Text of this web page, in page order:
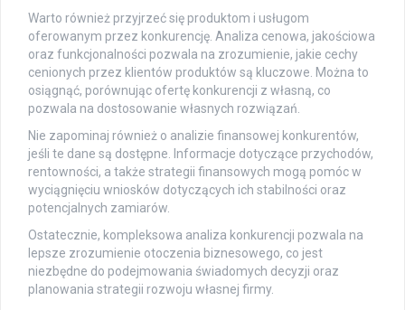
Warto również przyjrzeć się produktom i usługom
oferowanym przez konkurencję. Analiza cenowa, jakościowa
oraz funkcjonalności pozwala na zrozumienie, jakie cechy
cenionych przez klientów produktów są kluczowe. Można to
osiągnąć, porównując ofertę konkurencji z własną, co
pozwala na dostosowanie własnych rozwiązań.
Nie zapominaj również o analizie finansowej konkurentów,
jeśli te dane są dostępne. Informacje dotyczące przychodów,
rentowności, a także strategii finansowych mogą pomóc w
wyciągnięciu wniosków dotyczących ich stabilności oraz
potencjalnych zamiarów.
Ostatecznie, kompleksowa analiza konkurencji pozwala na
lepsze zrozumienie otoczenia biznesowego, co jest
niezbędne do podejmowania świadomych decyzji oraz
planowania strategii rozwoju własnej firmy.